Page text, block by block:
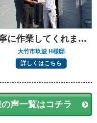
丁寧に作業してくれました
大竹市玖波 H様邸
詳しくはこちら
声一覧はコチラ